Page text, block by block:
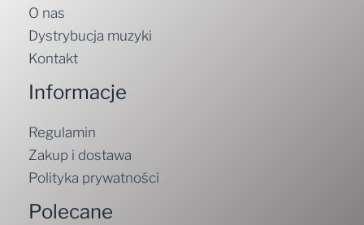
O nas
Dystrybucja muzyki
Kontakt
Informacje
Regulamin
Zakup i dostawa
Polityka prywatności
Polecane